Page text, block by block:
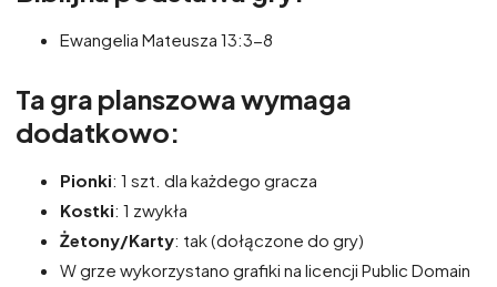
Ewangelia Mateusza 13:3-8
Ta gra planszowa wymaga
dodatkowo:
Pionki: 1 szt. dla każdego gracza
Kostki: 1 zwykła
Żetony/Karty: tak (dołączone do gry)
W grze wykorzystano grafiki na licencji Public Domain